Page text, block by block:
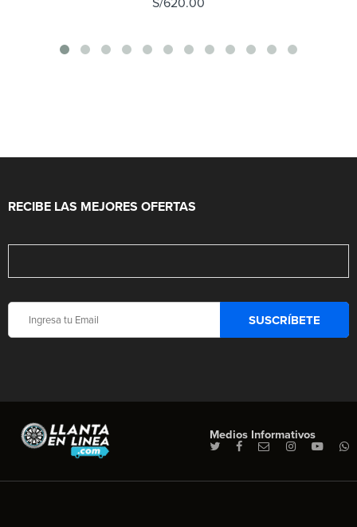
S/620.00
RECIBE LAS MEJORES OFERTAS
Medios Informativos